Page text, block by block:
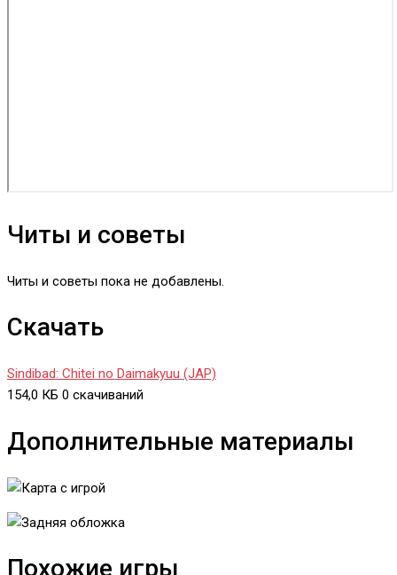
Читы и советы
Читы и советы пока не добавлены.
Скачать
Sindibad: Chitei no Daimakyuu (JAP)
154,0 КБ 0 скачиваний
Дополнительные материалы
Похожие игры